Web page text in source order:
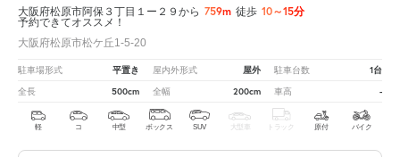
大阪府松原市阿保３丁目１ー２９から 759m 徒歩 10～15分
予約できてオススメ！
大阪府松原市松ケ丘1-5-20
駐車場形式 平置き 屋内外形式 屋外 駐車台数 1台
全長 500cm 全幅 200cm 車高 -
軽 コ 中型 ボックス SUV 大型車 トラック 原付 バイク